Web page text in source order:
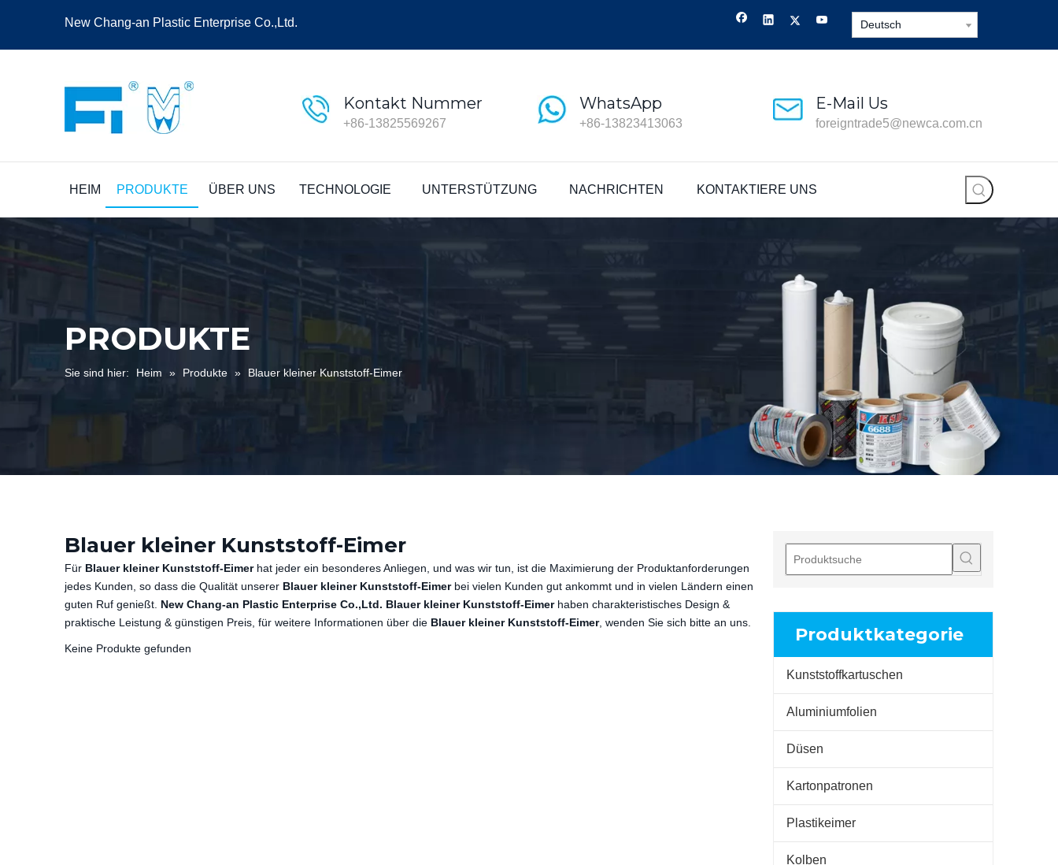
New Chang-an Plastic Enterprise Co.,Ltd. Deutsch
Kontakt Nummer
+86-13825569267
WhatsApp
+86-13823413063
E-Mail Us
foreigntrade5@newca.com.cn
HEIM PRODUKTE ÜBER UNS TECHNOLOGIE UNTERSTÜTZUNG NACHRICHTEN KONTAKTIERE UNS
PRODUKTE
Sie sind hier: Heim » Produkte » Blauer kleiner Kunststoff-Eimer
Blauer kleiner Kunststoff-Eimer
Für Blauer kleiner Kunststoff-Eimerhat jeder ein besonderes Anliegen, und was wir tun, ist die Maximierung der Produktanforderungen
jedes Kunden, so dass die Qualität unserer Blauer kleiner Kunststoff-Eimerbei vielen Kunden gut ankommt und in vielen Ländern einen
guten Ruf genießt. New Chang-an Plastic Enterprise Co.,Ltd. Blauer kleiner Kunststoff-Eimerhaben charakteristisches Design &
praktische Leistung & günstigen Preis, für weitere Informationen über die Blauer kleiner Kunststoff-Eimer, wenden Sie sich bitte an uns.
Keine Produkte gefunden
Produktkategorie
Kunststoffkartuschen
Aluminiumfolien
Düsen
Kartonpatronen
Plastikeimer
Kolben